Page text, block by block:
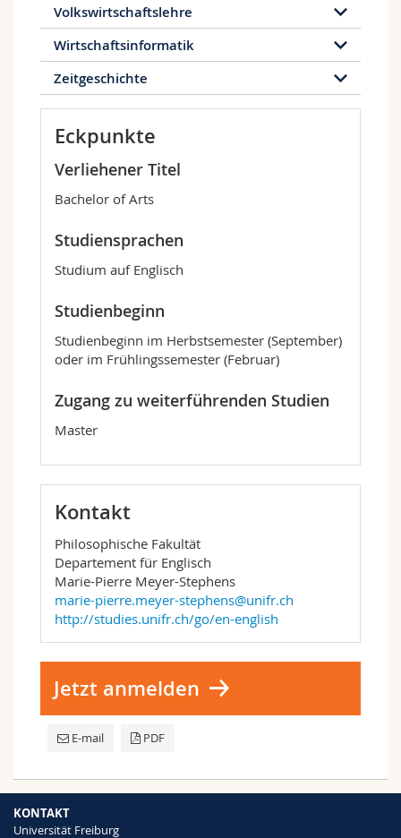
Volkswirtschaftslehre
Wirtschaftsinformatik
Zeitgeschichte
Eckpunkte
Verliehener Titel
Bachelor of Arts
Studiensprachen
Studium auf Englisch
Studienbeginn
Studienbeginn im Herbstsemester (September)
oder im Frühlingssemester (Februar)
Zugang zu weiterführenden Studien
Master
Kontakt
Philosophische Fakultät
Departement für Englisch
Marie-Pierre Meyer-Stephens
marie-pierre.meyer-stephens@unifr.ch
http://studies.unifr.ch/go/en-english
Jetzt anmelden
E-mail PDF
KONTAKT
Universität Freiburg